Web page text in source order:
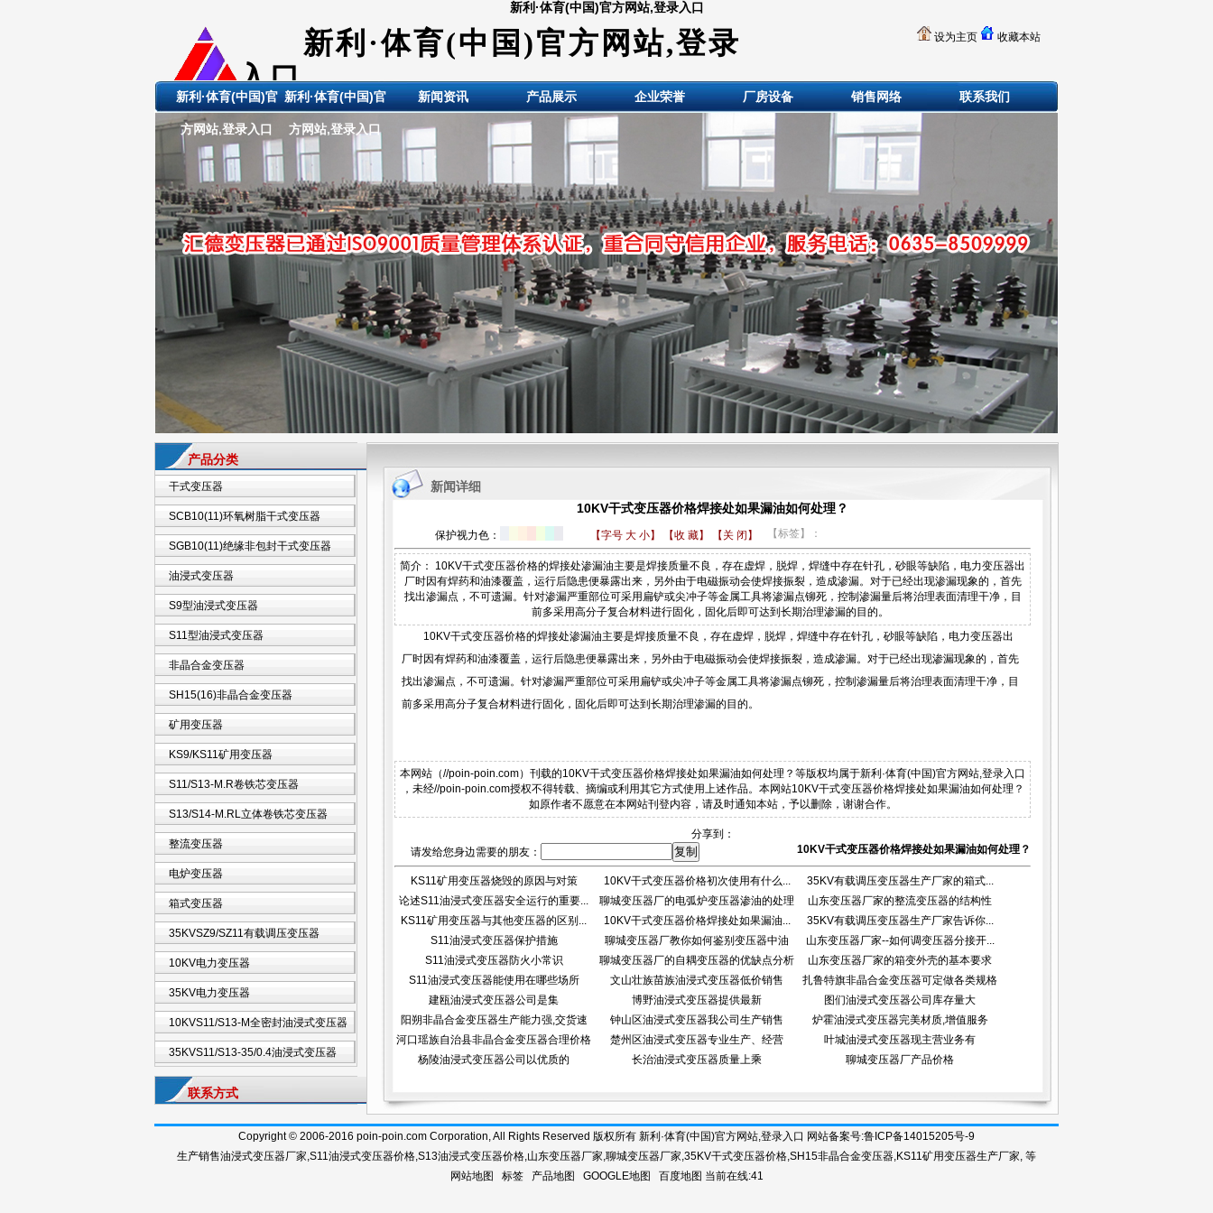
新利·体育(中国)官方网站,登录入口
新利·体育(中国)官方网站,登录
入口
ShanDong HuiDE BianYaQi Made co., LTD
设为主页 收藏本站
新利·体育(中国)官
方网站,登录入口
新利·体育(中国)官
方网站,登录入口
新闻资讯 产品展示 企业荣誉 厂房设备 销售网络 联系我们
1234
产品分类
干式变压器
SCB10(11)环氧树脂干式变压器
SGB10(11)绝缘非包封干式变压器
油浸式变压器
S9型油浸式变压器
S11型油浸式变压器
非晶合金变压器
SH15(16)非晶合金变压器
矿用变压器
KS9/KS11矿用变压器
S11/S13-M.R卷铁芯变压器
S13/S14-M.RL立体卷铁芯变压器
整流变压器
电炉变压器
箱式变压器
35KVSZ9/SZ11有载调压变压器
10KV电力变压器
35KV电力变压器
10KVS11/S13-M全密封油浸式变压器
35KVS11/S13-35/0.4油浸式变压器
联系方式
新闻详细
10KV干式变压器价格焊接处如果漏油如何处理？
保护视力色： 【字号 大 小】 【收 藏】 【关 闭】 【标签】：
简介： 10KV干式变压器价格的焊接处渗漏油主要是焊接质量不良，存在虚焊，脱焊，焊缝中存在针孔，砂眼等缺陷，电力变压器出
厂时因有焊药和油漆覆盖，运行后隐患便暴露出来，另外由于电磁振动会使焊接振裂，造成渗漏。对于已经出现渗漏现象的，首先
找出渗漏点，不可遗漏。针对渗漏严重部位可采用扁铲或尖冲子等金属工具将渗漏点铆死，控制渗漏量后将治理表面清理干净，目
前多采用高分子复合材料进行固化，固化后即可达到长期治理渗漏的目的。
10KV干式变压器价格的焊接处渗漏油主要是焊接质量不良，存在虚焊，脱焊，焊缝中存在针孔，砂眼等缺陷，电力变压器出
厂时因有焊药和油漆覆盖，运行后隐患便暴露出来，另外由于电磁振动会使焊接振裂，造成渗漏。对于已经出现渗漏现象的，首先
找出渗漏点，不可遗漏。针对渗漏严重部位可采用扁铲或尖冲子等金属工具将渗漏点铆死，控制渗漏量后将治理表面清理干净，目
前多采用高分子复合材料进行固化，固化后即可达到长期治理渗漏的目的。
本网站（//poin-poin.com）刊载的10KV干式变压器价格焊接处如果漏油如何处理？等版权均属于新利·体育(中国)官方网站,登录入口
，未经//poin-poin.com授权不得转载、摘编或利用其它方式使用上述作品。本网站10KV干式变压器价格焊接处如果漏油如何处理？
如原作者不愿意在本网站刊登内容，请及时通知本站，予以删除，谢谢合作。
分享到：
请发给您身边需要的朋友：
10KV干式变压器价格焊接处如果漏油如何处理？
KS11矿用变压器烧毁的原因与对策 10KV干式变压器价格初次使用有什么...
35KV有载调压变压器生产厂家的箱式...
论述S11油浸式变压器安全运行的重要...
聊城变压器厂的电弧炉变压器渗油的处理
山东变压器厂家的整流变压器的结构性
能...
KS11矿用变压器与其他变压器的区别... 10KV干式变压器价格焊接处如果漏油...
35KV有载调压变压器生产厂家告诉你...
S11油浸式变压器保护措施
聊城变压器厂教你如何鉴别变压器中油
质...
山东变压器厂家--如何调变压器分接开...
S11油浸式变压器防火小常识
聊城变压器厂的自耦变压器的优缺点分析
山东变压器厂家的箱变外壳的基本要求
S11油浸式变压器能使用在哪些场所
文山壮族苗族油浸式变压器低价销售
扎鲁特旗非晶合金变压器可定做各类规格
建瓯油浸式变压器公司是集
博野油浸式变压器提供最新
图们油浸式变压器公司库存量大
阳朔非晶合金变压器生产能力强,交货速
钟山区油浸式变压器我公司生产销售
炉霍油浸式变压器完美材质,增值服务
河口瑶族自治县非晶合金变压器合理价格
楚州区油浸式变压器专业生产、经营
叶城油浸式变压器现主营业务有
杨陵油浸式变压器公司以优质的
长治油浸式变压器质量上乘 聊城变压器厂产品价格
Copyright © 2006-2016 poin-poin.com Corporation, All Rights Reserved 版权所有 新利·体育(中国)官方网站,登录入口 网站备案号:鲁ICP备14015205号-9
生产销售油浸式变压器厂家,S11油浸式变压器价格,S13油浸式变压器价格,山东变压器厂家,聊城变压器厂家,35KV干式变压器价格,SH15非晶合金变压器,KS11矿用变压器生产厂家, 等
网站地图
标签 产品地图 GOOGLE地图 百度地图 当前在线:41